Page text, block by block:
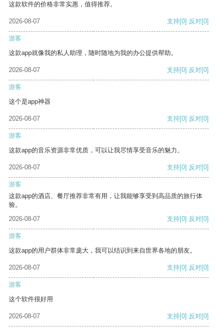
这款软件的价格非常实惠，值得推荐。
2026-08-07 支持[0] 反对[0]
游客
这款app就像我的私人助理，随时随地为我的办公提供帮助。
2026-08-07 支持[0] 反对[0]
游客
这个是app神器
2026-08-07 支持[0] 反对[0]
游客
这款app的音乐资源非常优质，可以让我尽情享受音乐的魅力。
2026-08-07 支持[0] 反对[0]
游客
这款app的酒店、餐厅推荐非常有用，让我能够享受到高品质的旅行体
验。
2026-08-07
支持[0] 反对[0]
游客
这款app的用户群体非常庞大，我可以结识到来自世界各地的朋友。
2026-08-07 支持[0] 反对[0]
游客
这个软件很好用
2026-08-07 支持[0] 反对[0]